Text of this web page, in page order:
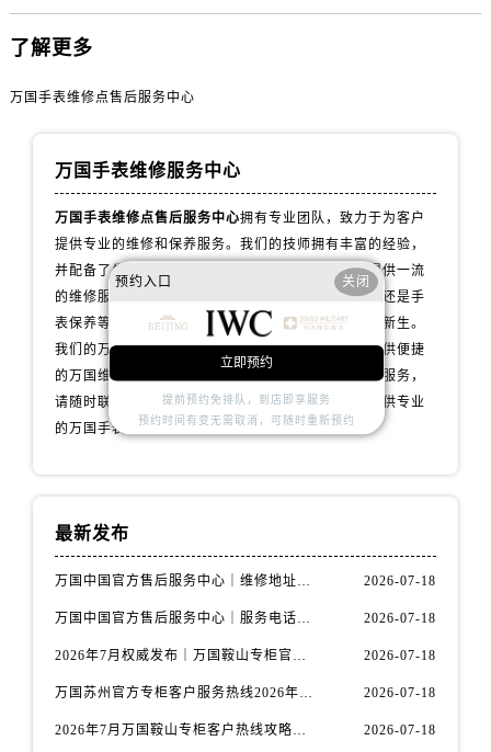
辽宁省辽阳市白塔区新运大街万国售后服务中心（需提前预约）
内蒙古自治区赤峰市红山区哈达街万国售后服务中心（需提前预约）
了解更多
万国手表维修点售后服务中心
万国手表维修服务中心
万国手表维修点售后服务中心拥有专业团队，致力于为客户
提供专业的维修和保养服务。我们的技师拥有丰富的经验，
并配备了先进的维修设备，以确保为您的万国手表提供一流
的维修服务，无论是手表维修、配件更换、故障诊断还是手
表保养等服务，我们都会用心对待，让您的手表焕发新生。
我们的万国维修保养服务网点遍布全国各地，为您提供便捷
的万国维修中心选择。如果您有任何问题或需要维修服务，
请随时联系我们的客服团队，我们将全力以赴为您提供专业
的万国手表维修保养服务。
最新发布
万国中国官方售后服务中心｜维修地址与客服电话权威信息通知（2026年7月最新） 2026-07-18
万国中国官方售后服务中心｜服务电话及全部网点地址权威信息通告（2026年7月最新） 2026-07-18
2026年7月权威发布｜万国鞍山专柜官方客服电话一览，服务信息全面公开 2026-07-18
万国苏州官方专柜客户服务热线2026年7月最新整理，门店信息权威发布 2026-07-18
2026年7月万国鞍山专柜客户热线攻略｜官方服务信息与专柜名录整合 2026-07-18
预约入口 关闭
立即预约
提前预约免排队，到店即享服务
预约时间有变无需取消，可随时重新预约